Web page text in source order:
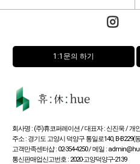
1:1문의 하기
회사명 : (주)휴코퍼레이션 / 대표자 : 신진욱 / 개
주소 : 경기도 고양시 덕양구 통일로140, B-B229(
고객만족센터샵 : 02-354-4250 / 메일 :
통신판매업신고번호 : 2020-고양덕양구-2139